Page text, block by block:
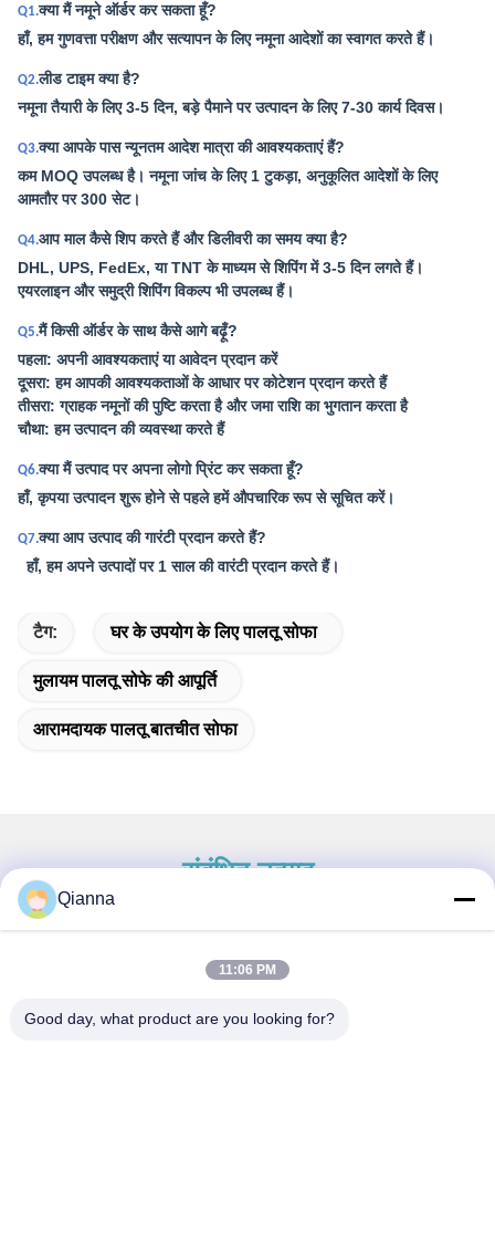
Q1.क्या मैं नमूने ऑर्डर कर सकता हूँ?
हाँ, हम गुणवत्ता परीक्षण और सत्यापन के लिए नमूना आदेशों का स्वागत करते हैं।
Q2.लीड टाइम क्या है?
नमूना तैयारी के लिए 3-5 दिन, बड़े पैमाने पर उत्पादन के लिए 7-30 कार्य दिवस।
Q3.क्या आपके पास न्यूनतम आदेश मात्रा की आवश्यकताएं हैं?
कम MOQ उपलब्ध है। नमूना जांच के लिए 1 टुकड़ा, अनुकूलित आदेशों के लिए
आमतौर पर 300 सेट।
Q4.आप माल कैसे शिप करते हैं और डिलीवरी का समय क्या है?
DHL, UPS, FedEx, या TNT के माध्यम से शिपिंग में 3-5 दिन लगते हैं।
एयरलाइन और समुद्री शिपिंग विकल्प भी उपलब्ध हैं।
Q5.मैं किसी ऑर्डर के साथ कैसे आगे बढ़ूँ?
पहला: अपनी आवश्यकताएं या आवेदन प्रदान करें
दूसरा: हम आपकी आवश्यकताओं के आधार पर कोटेशन प्रदान करते हैं
तीसरा: ग्राहक नमूनों की पुष्टि करता है और जमा राशि का भुगतान करता है
चौथा: हम उत्पादन की व्यवस्था करते हैं
Q6.क्या मैं उत्पाद पर अपना लोगो प्रिंट कर सकता हूँ?
हाँ, कृपया उत्पादन शुरू होने से पहले हमें औपचारिक रूप से सूचित करें।
Q7.क्या आप उत्पाद की गारंटी प्रदान करते हैं?
हाँ, हम अपने उत्पादों पर 1 साल की वारंटी प्रदान करते हैं।
टैग: घर के उपयोग के लिए पालतू सोफा
मुलायम पालतू सोफे की आपूर्ति
आरामदायक पालतू बातचीत सोफा
संबंधित उत्पाद
Qianna
11:06 PM
Good day, what product are you looking for?